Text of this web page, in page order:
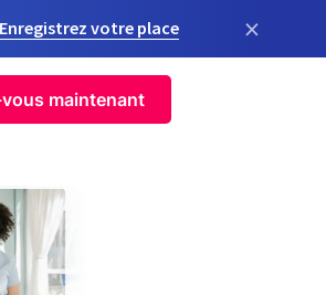
Enregistrez votre place ×
maintenant